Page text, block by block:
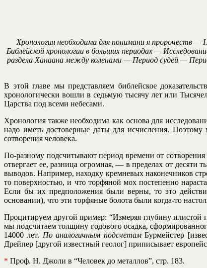
Хронология необходима для понимани я
Библейской хронологии в больших периодах —
раздела Ханаана между коленами — Период судей —
В этой главе мы представляем библейское
хронологически вошли в седьмую тысячу лет или
Царства под всеми небесами.
Хронология также необходима как основа для
надо иметь достоверные даты для исчисления.
сотворения человека.
По-разному подсчитывают период времени от
отвергает ее, разница огромная, — в пределах от
выводов. Например, находку кремневых наконечников
то поверхностью, и что торфяной мох постепенно
Если бы их предположения были верны, то это
основании), что эти торфяные болота были когда-то
Процитируем другой пример: “Измеряя глубину
мы подсчитаем толщину годового осадка,
14000 лет. По аналогичным подсчетамБурмейстер
Дрейпер [другой известный геолог] приписывает
* Проф. Н. Джоли в “Человек до металлов”, стр. 183.